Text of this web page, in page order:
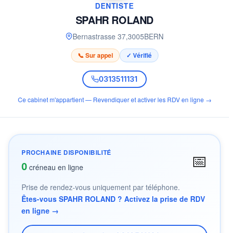
DENTISTE
SPAHR ROLAND
Bernastrasse 37,3005BERN
📞 Sur appel ✓ Vérifié
0313511131
Ce cabinet m'appartient — Revendiquer et activer les RDV en ligne →
PROCHAINE DISPONIBILITÉ
0 créneau en ligne 📅
Prise de rendez-vous uniquement par téléphone.
Êtes-vous SPAHR ROLAND ? Activez la prise de RDV
en ligne →